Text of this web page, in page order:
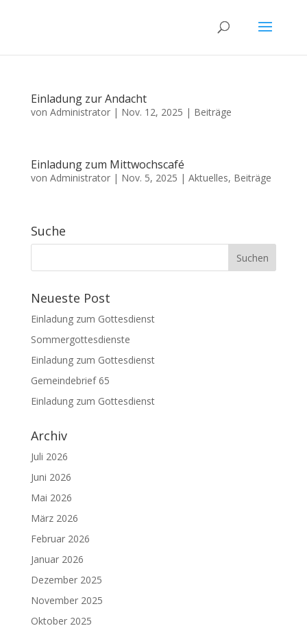
Einladung zur Andacht
von Administrator| Nov. 12, 2025 | Beiträge
Einladung zum Mittwochscafé
von Administrator| Nov. 5, 2025 | Aktuelles, Beiträge
Suche
Neueste Post
Einladung zum Gottesdienst
Sommergottesdienste
Einladung zum Gottesdienst
Gemeindebrief 65
Einladung zum Gottesdienst
Archiv
Juli 2026
Juni 2026
Mai 2026
März 2026
Februar 2026
Januar 2026
Dezember 2025
November 2025
Oktober 2025